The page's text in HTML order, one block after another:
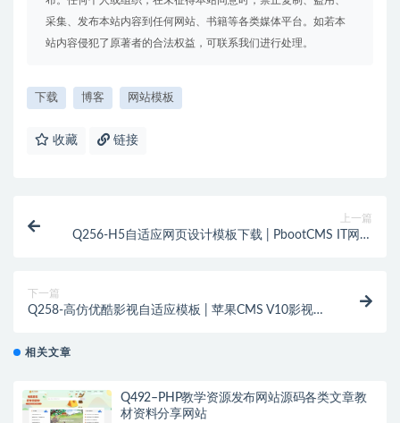
采集、发布本站内容到任何网站、书籍等各类媒体平台。如若本
站内容侵犯了原著者的合法权益，可联系我们进行处理。
下载 博客 网站模板
收藏 链接
上一篇
Q256-H5自适应网页设计模板下载 | PbootCMS IT网络
下一篇
Q258-高仿优酷影视自适应模板 | 苹果CMS V10影视网
相关文章
Q492–PHP教学资源发布网站源码各类文章教
材资料分享网站